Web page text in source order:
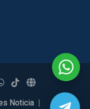
Noticia